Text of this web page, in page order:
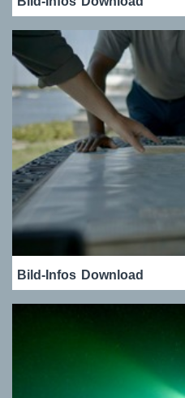
Bild-Infos Download